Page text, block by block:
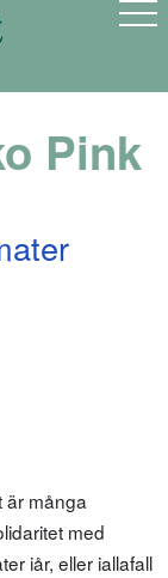
Pink
är många
med
iår, eller iallafall